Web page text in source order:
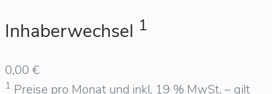
Inhaberwechsel 1
0,00 €
1 Preise pro Monat und inkl. 19 % MwSt. – gilt